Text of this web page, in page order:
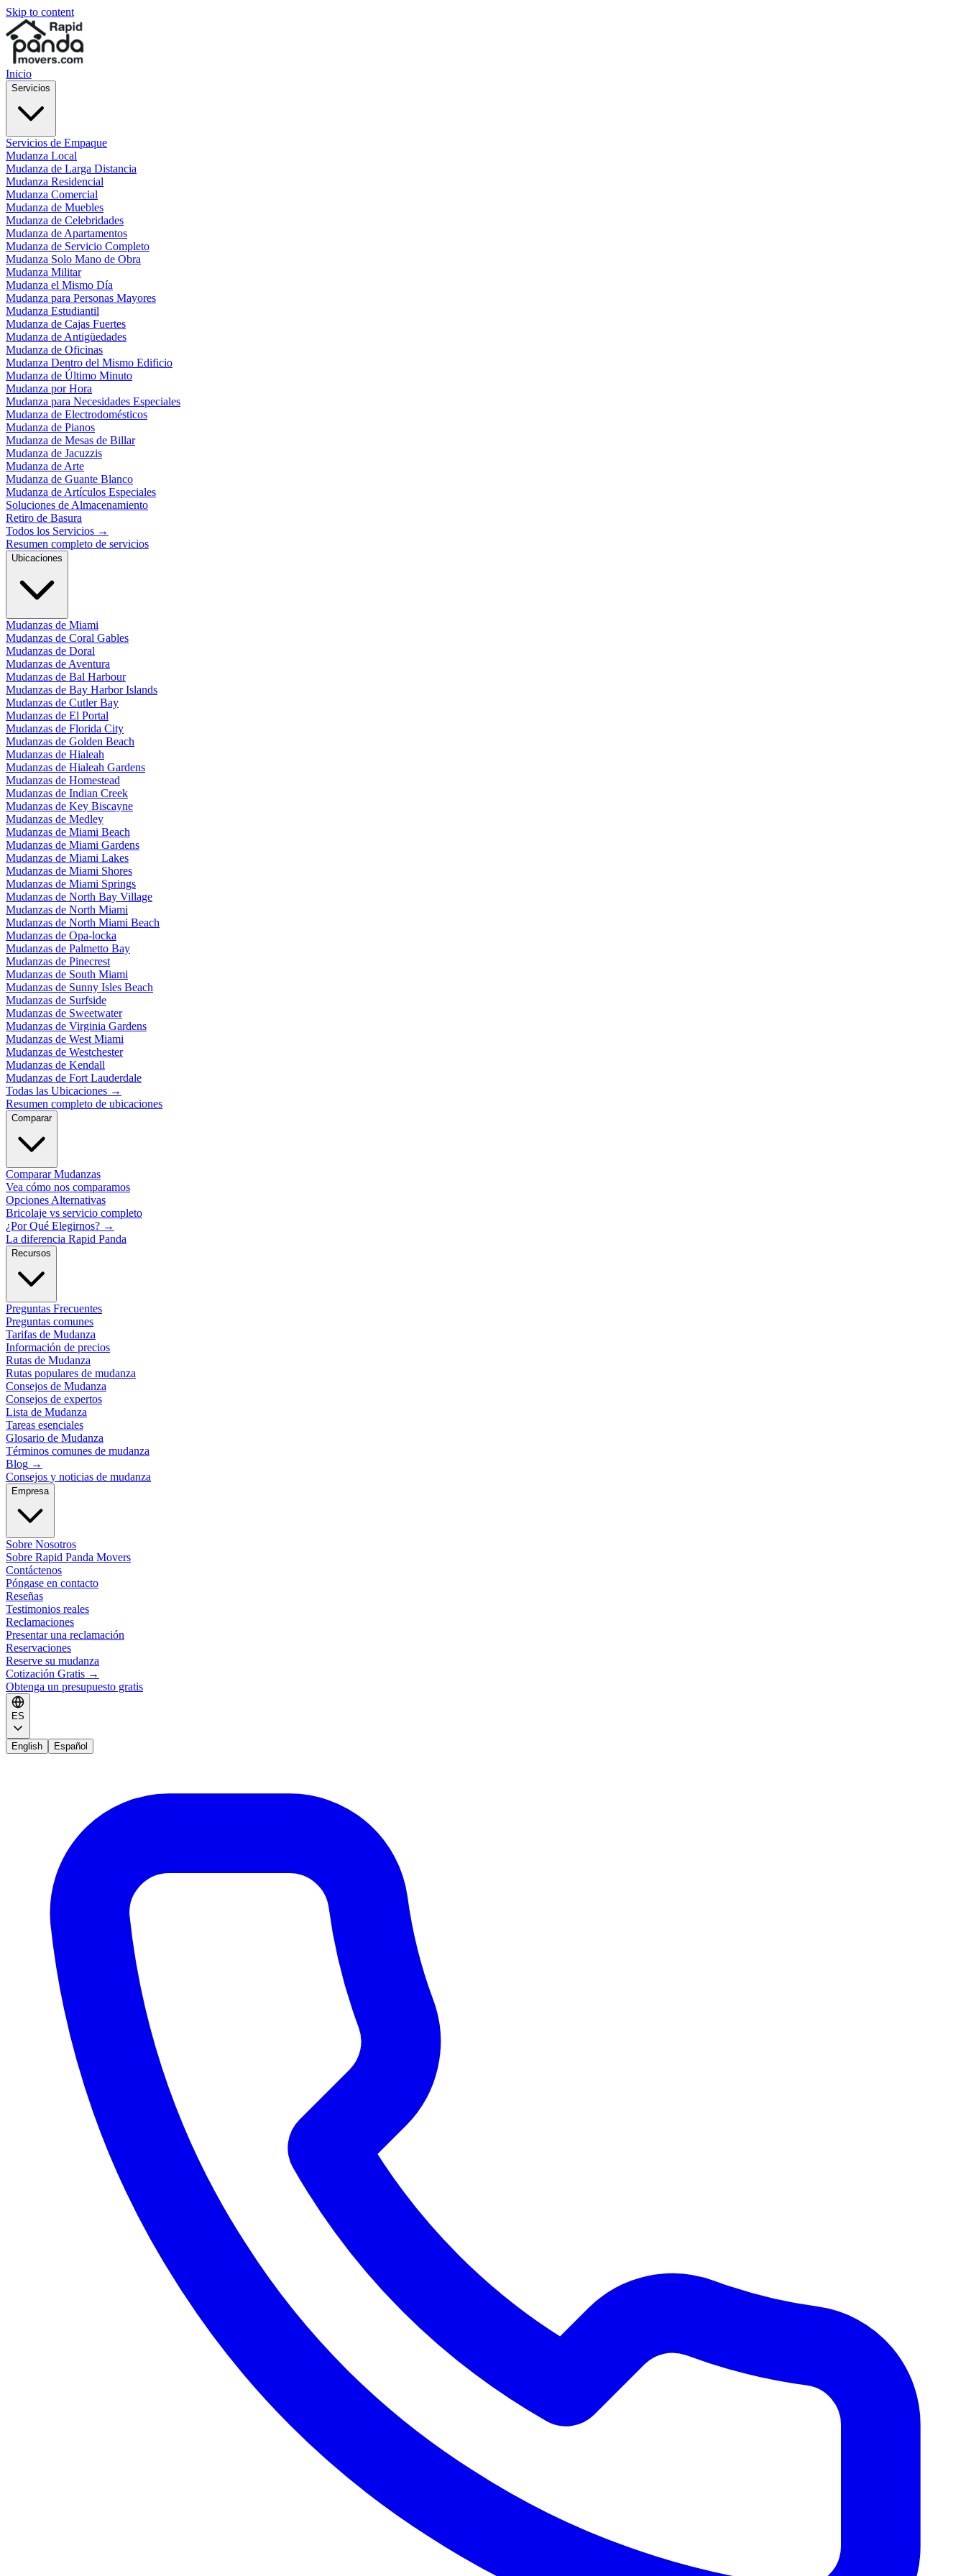
Skip to content
Inicio
Servicios
Servicios de Empaque
Mudanza Local
Mudanza de Larga Distancia
Mudanza Residencial
Mudanza Comercial
Mudanza de Muebles
Mudanza de Celebridades
Mudanza de Apartamentos
Mudanza de Servicio Completo
Mudanza Solo Mano de Obra
Mudanza Militar
Mudanza el Mismo Día
Mudanza para Personas Mayores
Mudanza Estudiantil
Mudanza de Cajas Fuertes
Mudanza de Antigüedades
Mudanza de Oficinas
Mudanza Dentro del Mismo Edificio
Mudanza de Último Minuto
Mudanza por Hora
Mudanza para Necesidades Especiales
Mudanza de Electrodomésticos
Mudanza de Pianos
Mudanza de Mesas de Billar
Mudanza de Jacuzzis
Mudanza de Arte
Mudanza de Guante Blanco
Mudanza de Artículos Especiales
Soluciones de Almacenamiento
Retiro de Basura
Todos los Servicios →
Resumen completo de servicios
Ubicaciones
Mudanzas de Miami
Mudanzas de Coral Gables
Mudanzas de Doral
Mudanzas de Aventura
Mudanzas de Bal Harbour
Mudanzas de Bay Harbor Islands
Mudanzas de Cutler Bay
Mudanzas de El Portal
Mudanzas de Florida City
Mudanzas de Golden Beach
Mudanzas de Hialeah
Mudanzas de Hialeah Gardens
Mudanzas de Homestead
Mudanzas de Indian Creek
Mudanzas de Key Biscayne
Mudanzas de Medley
Mudanzas de Miami Beach
Mudanzas de Miami Gardens
Mudanzas de Miami Lakes
Mudanzas de Miami Shores
Mudanzas de Miami Springs
Mudanzas de North Bay Village
Mudanzas de North Miami
Mudanzas de North Miami Beach
Mudanzas de Opa-locka
Mudanzas de Palmetto Bay
Mudanzas de Pinecrest
Mudanzas de South Miami
Mudanzas de Sunny Isles Beach
Mudanzas de Surfside
Mudanzas de Sweetwater
Mudanzas de Virginia Gardens
Mudanzas de West Miami
Mudanzas de Westchester
Mudanzas de Kendall
Mudanzas de Fort Lauderdale
Todas las Ubicaciones →
Resumen completo de ubicaciones
Comparar
Comparar Mudanzas
Vea cómo nos comparamos
Opciones Alternativas
Bricolaje vs servicio completo
¿Por Qué Elegirnos? →
La diferencia Rapid Panda
Recursos
Preguntas Frecuentes
Preguntas comunes
Tarifas de Mudanza
Información de precios
Rutas de Mudanza
Rutas populares de mudanza
Consejos de Mudanza
Consejos de expertos
Lista de Mudanza
Tareas esenciales
Glosario de Mudanza
Términos comunes de mudanza
Blog →
Consejos y noticias de mudanza
Empresa
Sobre Nosotros
Sobre Rapid Panda Movers
Contáctenos
Póngase en contacto
Reseñas
Testimonios reales
Reclamaciones
Presentar una reclamación
Reservaciones
Reserve su mudanza
Cotización Gratis →
Obtenga un presupuesto gratis
ES
English Español